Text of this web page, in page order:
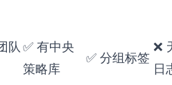
队 ✅ 有中央
策略库
✅ 分组标签
❌
日